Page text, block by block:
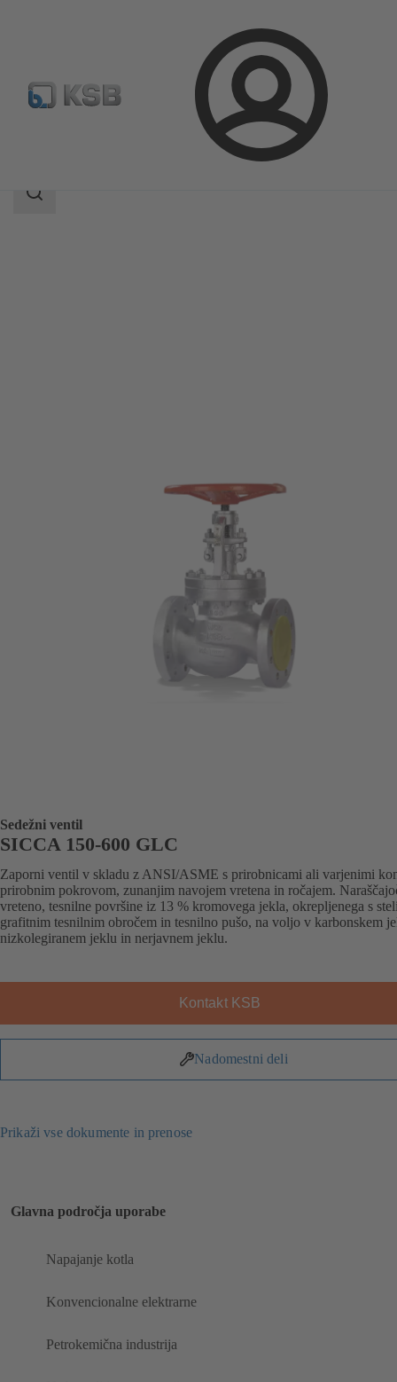
Prijava
SICCA 150-600 GLC
področje
Sedežni ventil
SICCA 150-600 GLC
Zaporni ventil v skladu z ANSI/ASME s prirobnicami ali varjenimi
prirobnim pokrovom, zunanjim navojem vretena in ročajem.
vreteno, tesnilne površine iz 13 % kromovega jekla, okrepljenega s
grafitnim tesnilnim obročem in tesnilno pušo, na voljo v karbonskem
nizkolegiranem jeklu in nerjavnem jeklu.
Kontakt KSB
Nadomestni deli
Prikaži vse dokumente in prenose
Glavna področja uporabe
Napajanje kotla
Konvencionalne elektrarne
Petrokemična industrija